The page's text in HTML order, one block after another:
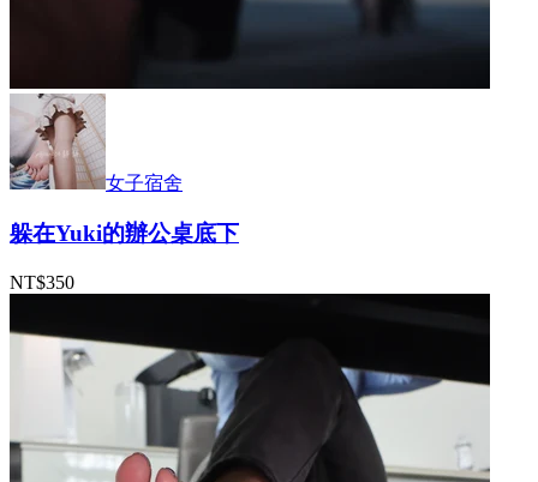
女子宿舍
躲在Yuki的辦公桌底下
NT$350